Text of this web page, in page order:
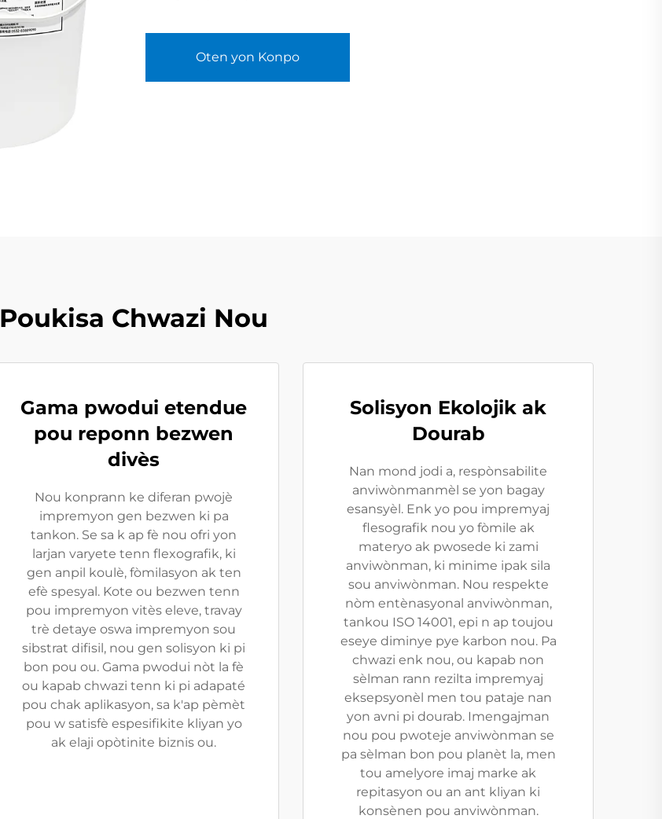
Oten yon Konpo
Poukisa Chwazi Nou
Gama pwodui etendue
pou reponn bezwen
divès
Nou konprann ke diferan pwojè
impremyon gen bezwen ki pa
tankon. Se sa k ap fè nou ofri yon
larjan varyete tenn flexografik, ki
gen anpil koulè, fòmilasyon ak ten
efè spesyal. Kote ou bezwen tenn
pou impremyon vitès eleve, travay
trè detaye oswa impremyon sou
sibstrat difisil, nou gen solisyon ki pi
bon pou ou. Gama pwodui nòt la fè
ou kapab chwazi tenn ki pi adapaté
pou chak aplikasyon, sa k'ap pèmèt
pou w satisfè espesifikite kliyan yo
ak elaji opòtinite biznis ou.
Solisyon Ekolojik ak
Dourab
Nan mond jodi a, respònsabilite
anviwònmanmèl se yon bagay
esansyèl. Enk yo pou impremyaj
flesografik nou yo fòmile ak
materyo ak pwosede ki zami
anviwònman, ki minime ipak sila
sou anviwònman. Nou respekte
nòm entènasyonal anviwònman,
tankou ISO 14001, epi n ap toujou
eseye diminye pye karbon nou. Pa
chwazi enk nou, ou kapab non
sèlman rann rezilta impremyaj
eksepsyonèl men tou pataje nan
yon avni pi dourab. Imengajman
nou pou pwoteje anviwònman se
pa sèlman bon pou planèt la, men
tou amelyore imaj marke ak
repitasyon ou an ant kliyan ki
konsènen pou anviwònman.